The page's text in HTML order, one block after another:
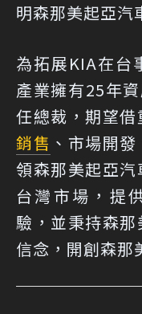
明森那美起亞汽
為拓展KIA在台
產業擁有25年
任總裁，期望
銷售 、市場開
領森那美起亞
台灣市場，提
驗，並秉持森
信念，開創森那